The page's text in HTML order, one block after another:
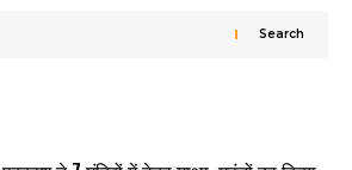
Search